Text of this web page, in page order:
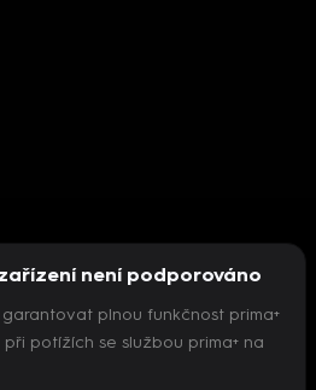
inicializovat přehrávač
není podporováno
plnou funkčnost prima+
potížích se službou prima+ na